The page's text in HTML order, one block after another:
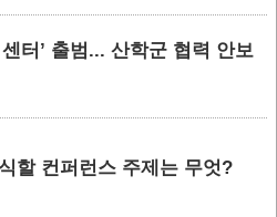
터’ 출범... 산학군 협력 안보
할 컨퍼런스 주제는 무엇?